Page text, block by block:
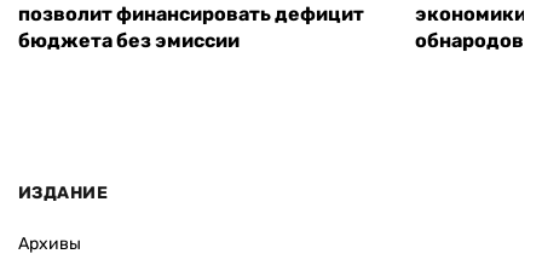
позволит финансировать дефицит
бюджета без эмиссии
экономики
ИЗДАНИЕ
Архивы